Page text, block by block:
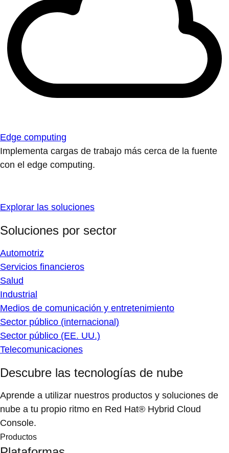
Edge computing
Implementa cargas de trabajo más cerca de la fuente
con el edge computing.
Explorar las soluciones
Soluciones por sector
Automotriz
Servicios financieros
Salud
Industrial
Medios de comunicación y entretenimiento
Sector público (internacional)
Sector público (EE. UU.)
Telecomunicaciones
Descubre las tecnologías de nube
Aprende a utilizar nuestros productos y soluciones de
nube a tu propio ritmo en Red Hat® Hybrid Cloud
Console.
Productos